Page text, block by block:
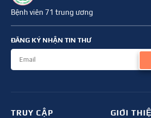
Bệnh viên 71 trung ương
ĐĂNG KÝ NHẬN TIN THƯ
TRUY CẬP GIỚI